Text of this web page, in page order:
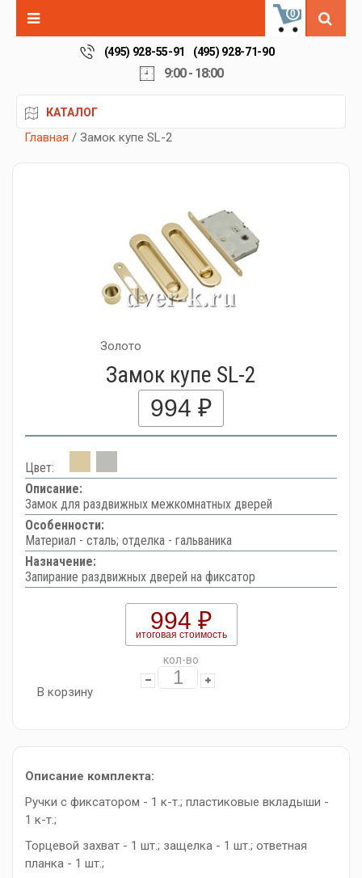
0
(495) 928-55-91 (495) 928-71-90
9:00 - 18:00
КАТАЛОГ
Главная / Замок купе SL-2
Золото
Замок купе SL-2
994 ₽
Цвет:
Описание:
Замок для раздвижных межкомнатных дверей
Особенности:
Материал - сталь; отделка - гальваника
Назначение:
Запирание раздвижных дверей на фиксатор
994 ₽
итоговая стоимость
кол-во
В корзину
Описание комплекта:
Ручки с фиксатором - 1 к-т.; пластиковые вкладыши -
1 к-т.;
Торцевой захват - 1 шт.; защелка - 1 шт.; ответная
планка - 1 шт.;